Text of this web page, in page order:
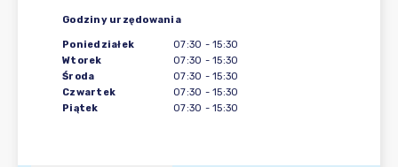
Godziny urzędowania
Poniedziałek 07:30 - 15:30
Wtorek
07:30 - 15:30
Środa
07:30 - 15:30
Czwartek
07:30 - 15:30
Piątek
07:30 - 15:30